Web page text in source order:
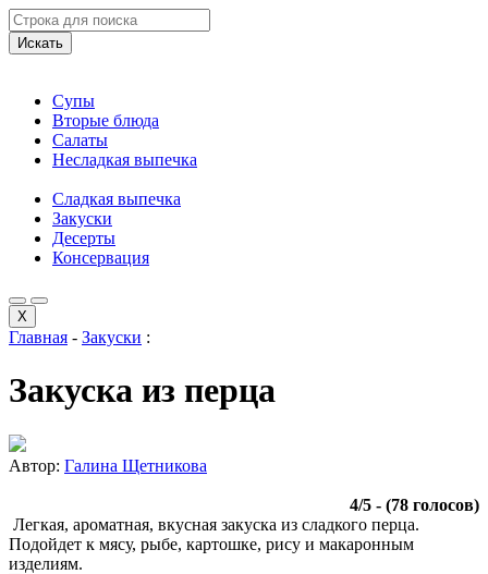
Искать
Супы
Вторые блюда
Салаты
Несладкая выпечка
Сладкая выпечка
Закуски
Десерты
Консервация
X
Главная - Закуски :
Закуска из перца
Автор: Галина Щетникова
4/5 - (78 голосов)
Легкая, ароматная, вкусная закуска из сладкого перца.
Подойдет к мясу, рыбе, картошке, рису и макаронным
изделиям.